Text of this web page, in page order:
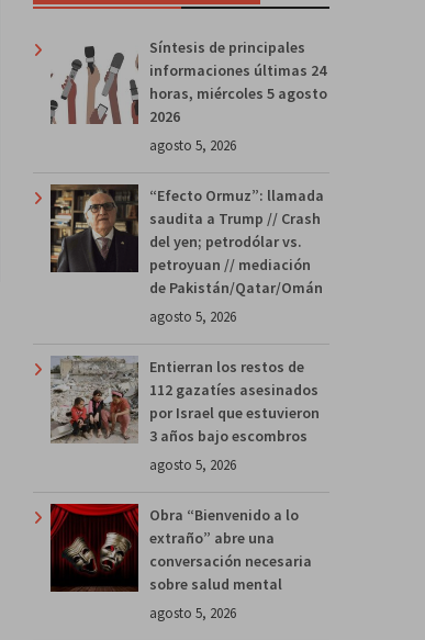
Síntesis de principales
informaciones últimas 24
horas, miércoles 5 agosto
2026
agosto 5, 2026
“Efecto Ormuz”: llamada
saudita a Trump // Crash
del yen; petrodólar vs.
petroyuan // mediación
de Pakistán/Qatar/Omán
agosto 5, 2026
Entierran los restos de
112 gazatíes asesinados
por Israel que estuvieron
3 años bajo escombros
agosto 5, 2026
Obra “Bienvenido a lo
extraño” abre una
conversación necesaria
sobre salud mental
agosto 5, 2026